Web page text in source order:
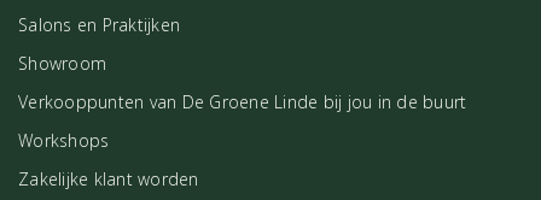
Salons en Praktijken
Showroom
Verkooppunten van De Groene Linde bij jou in de buurt
Workshops
Zakelijke klant worden